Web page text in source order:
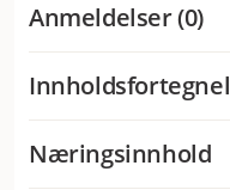
med fiskevarianter.
kunstige farger,
smaksforsterkere eller
Fisken er fanget i
våtfôr av høy kvalitet
naturlige råvarer av
Anmeldelser (0)
fiskebuljong, hel
Næringsinnhold